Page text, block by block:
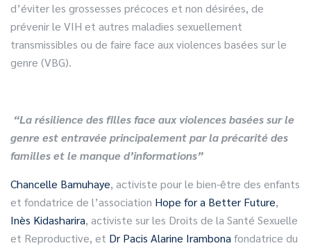
d’éviter les grossesses précoces et non désirées, de
prévenir le VIH et autres maladies sexuellement
transmissibles ou de faire face aux violences basées sur le
genre (VBG).
“La résilience des filles face aux violences basées sur le
genre est entravée principalement par la précarité des
familles et le manque d’informations”
Chancelle Bamuhaye, activiste pour le bien-être des enfants
et fondatrice de l’association Hope for a Better Future,
Inès Kidasharira, activiste sur les Droits de la Santé Sexuelle
et Reproductive, et Dr Pacis Alarine Irambona fondatrice du